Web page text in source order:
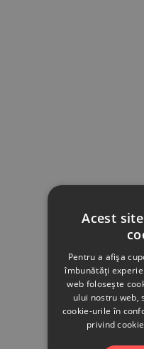
Acest
Pentru a afișa
îmbunătăți
web folosește
ului nostru web,
cookie-urile în
privind